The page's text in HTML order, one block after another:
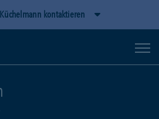
kontaktieren